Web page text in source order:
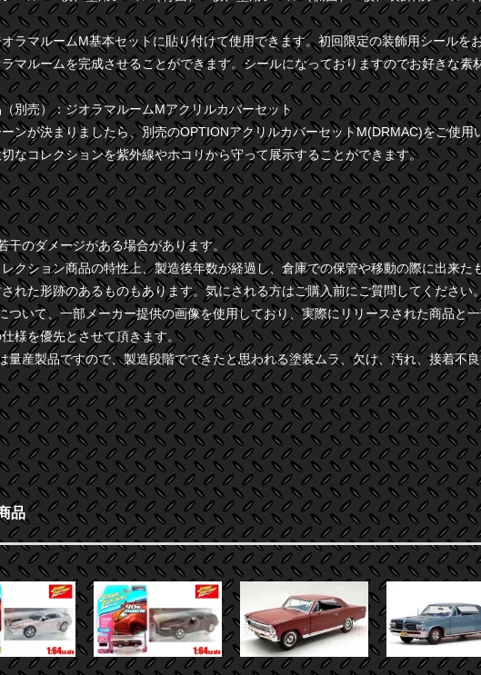
ラマルームM基本セットに貼り付けて使用できます。初回限定の装飾用シール
マルームを完成させることができます。シールになっておりますのでお好きな素
別売）：ジオラマルームMアクリルカバーセット
ンが決まりましたら、別売のOPTIONアクリルカバーセットM(DRMAC)をご使
なコレクションを紫外線やホコリから守って展示することができます。
干のダメージがある場合があります。
クション商品の特性上、製造後年数が経過し、倉庫での保管や移動の際に出来た
れた形跡のあるものもあります。気にされる方はご購入前にご質問してください
ついて、一部メーカー提供の画像を使用しており、実際にリリースされた商品と
様を優先とさせて頂きます。
量産製品ですので、製造段階でできたと思われる塗装ムラ、欠け、汚れ、接着不
品